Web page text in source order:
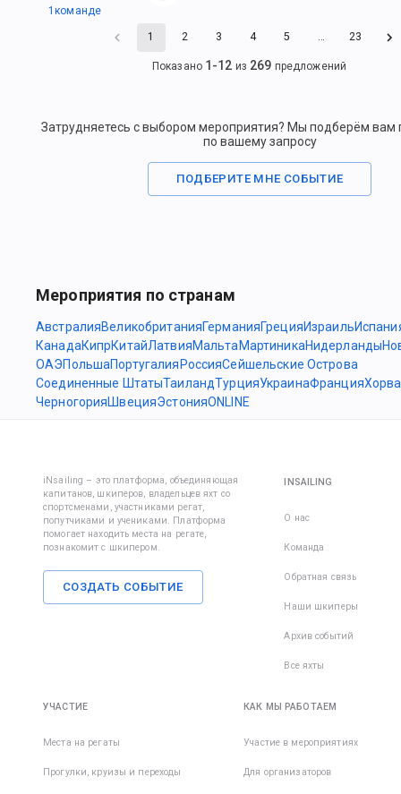
1командe
1 2 3 4 5 … 23
Показано 1 -12 из 269 предложений
Затрудняетесь с выбором мероприятия? Мы подберём вам
по вашему запросу
ПОДБЕРИТЕ МНЕ СОБЫТИЕ
Мероприятия по странам
АвстралияВеликобританияГерманияГрецияИзраиль
КанадаКипрКитайЛатвияМальта МартиникаНидерланды
ОАЭПольшаПортугалия РоссияСейшельские Острова
Соединенные ШтатыТаиландТурцияУкраинаФранция
ЧерногорияШвецияЭстонияONLINE
iNsailing – это платформа, объединяющая
капитанов, шкиперов, владельцев яхт со
спортсменами, участниками регат,
попутчиками и учениками. Платформа
помогает находить места на регате,
познакомит с шкипером.
СОЗДАТЬ СОБЫТИЕ
INSAILING
О нас
Команда
Обратная связь
Наши шкиперы
Архив событий
Все яхты
УЧАСТИЕ
Места на регаты
Прогулки, круизы и переходы
КАК МЫ РАБОТАЕМ
Участие в мероприятиях
Для организаторов